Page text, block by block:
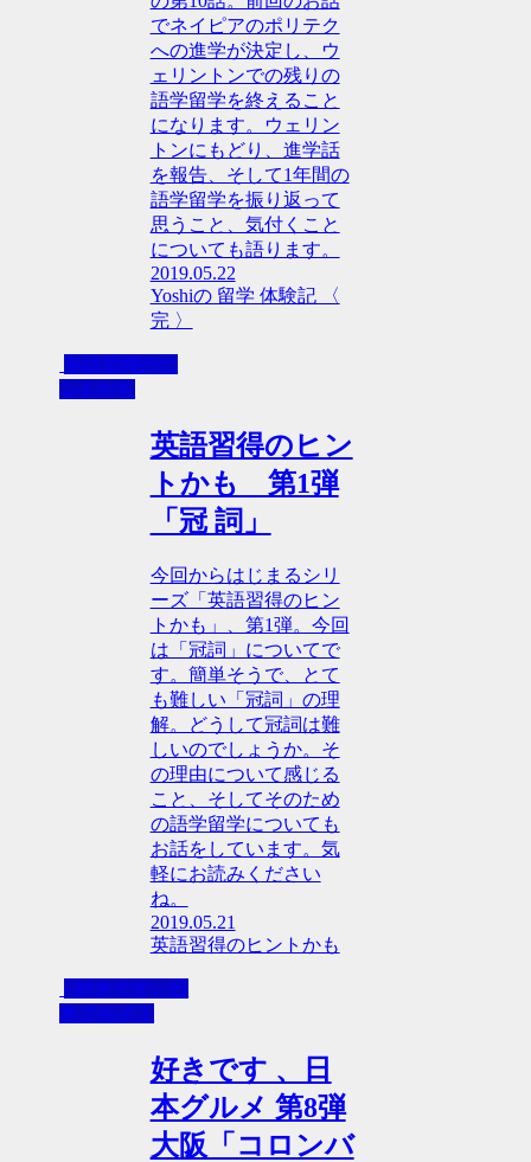
でネイピアのポリテク
への進学が決定し、ウ
ェリントンでの残りの
語学留学を終えること
になります。ウェリン
トンにもどり、進学話
を報告、そして1年間の
語学留学を振り返って
思うこと、気付くこと
についても語ります。
2019.05.22
Yoshiの 留学 体験記 〈
完 〉
英語習得のヒ
ントかも
英語習得のヒン
トかも 第1弾
「冠 詞」
今回からはじまるシリ
ーズ「英語習得のヒン
トかも」、第1弾。今回
は「冠詞」についてで
す。簡単そうで、とて
も難しい「冠詞」の理
解。どうして冠詞は難
しいのでしょうか。そ
の理由について感じる
こと、そしてそのため
の語学留学についても
お話をしています。気
軽にお読みください
ね。
2019.05.21
英語習得のヒントかも
- 好きです、日
本グルメ！
好きです 、日
本グルメ 第8弾
大阪「コロンバ